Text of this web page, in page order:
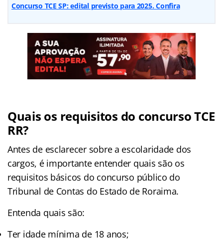
Concurso TCE SP: edital previsto para 2025. Confira
Quais os requisitos do concurso TCE
RR?
Antes de esclarecer sobre a escolaridade dos
cargos, é importante entender quais são os
requisitos básicos do concurso público do
Tribunal de Contas do Estado de Roraima.
Entenda quais são:
Ter idade mínima de 18 anos;